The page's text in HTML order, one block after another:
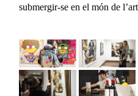
submergir-se en el món de